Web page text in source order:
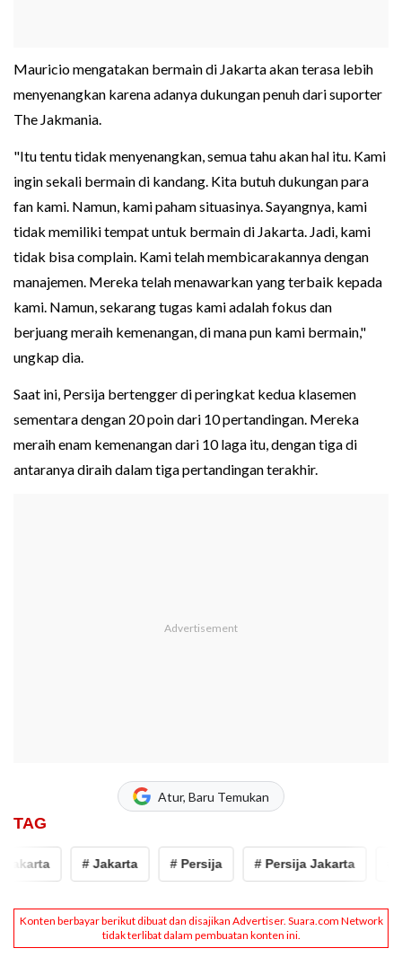
Mauricio mengatakan bermain di Jakarta akan terasa lebih
menyenangkan karena adanya dukungan penuh dari suporter
The Jakmania.
"Itu tentu tidak menyenangkan, semua tahu akan hal itu. Kami
ingin sekali bermain di kandang. Kita butuh dukungan para
fan kami. Namun, kami paham situasinya. Sayangnya, kami
tidak memiliki tempat untuk bermain di Jakarta. Jadi, kami
tidak bisa complain. Kami telah membicarakannya dengan
manajemen. Mereka telah menawarkan yang terbaik kepada
kami. Namun, sekarang tugas kami adalah fokus dan
berjuang meraih kemenangan, di mana pun kami bermain,"
ungkap dia.
Saat ini, Persija bertengger di peringkat kedua klasemen
sementara dengan 20 poin dari 10 pertandingan. Mereka
meraih enam kemenangan dari 10 laga itu, dengan tiga di
antaranya diraih dalam tiga pertandingan terakhir.
Atur, Baru Temukan
TAG
# Jakarta # Persija # Persija Jakarta